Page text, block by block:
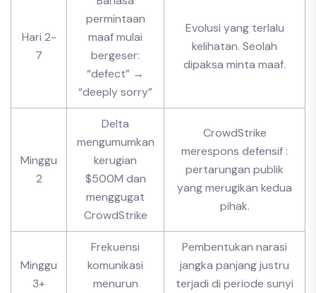
Hari 2-
7
permintaan
maaf mulai
bergeser:
“defect” →
“deeply sorry”
Evolusi yang terlalu
kelihatan. Seolah
dipaksa minta maaf.
Minggu
2
Delta
mengumumkan
kerugian
$500M dan
menggugat
CrowdStrike
CrowdStrike
merespons defensif :
pertarungan publik
yang merugikan kedua
pihak.
Minggu
3+
Frekuensi
komunikasi
menurun
Pembentukan narasi
jangka panjang justru
terjadi di periode sunyi